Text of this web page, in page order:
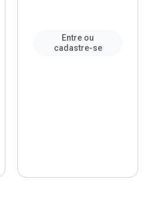
Entre ou
cadastre-se